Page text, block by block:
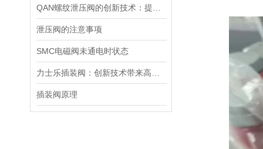
泄压阀的注意事项
SMC电磁阀未通电时状态
插装阀原理